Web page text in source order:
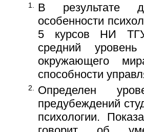
1.
В результате
особенности
5 курсов НИ ТГУ
средний
окружающего
способности
2.
Определен
предубеждений
психологии.